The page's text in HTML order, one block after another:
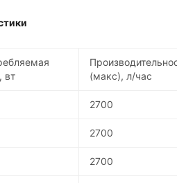
вт
(макс), л/час
2700
2700
2700